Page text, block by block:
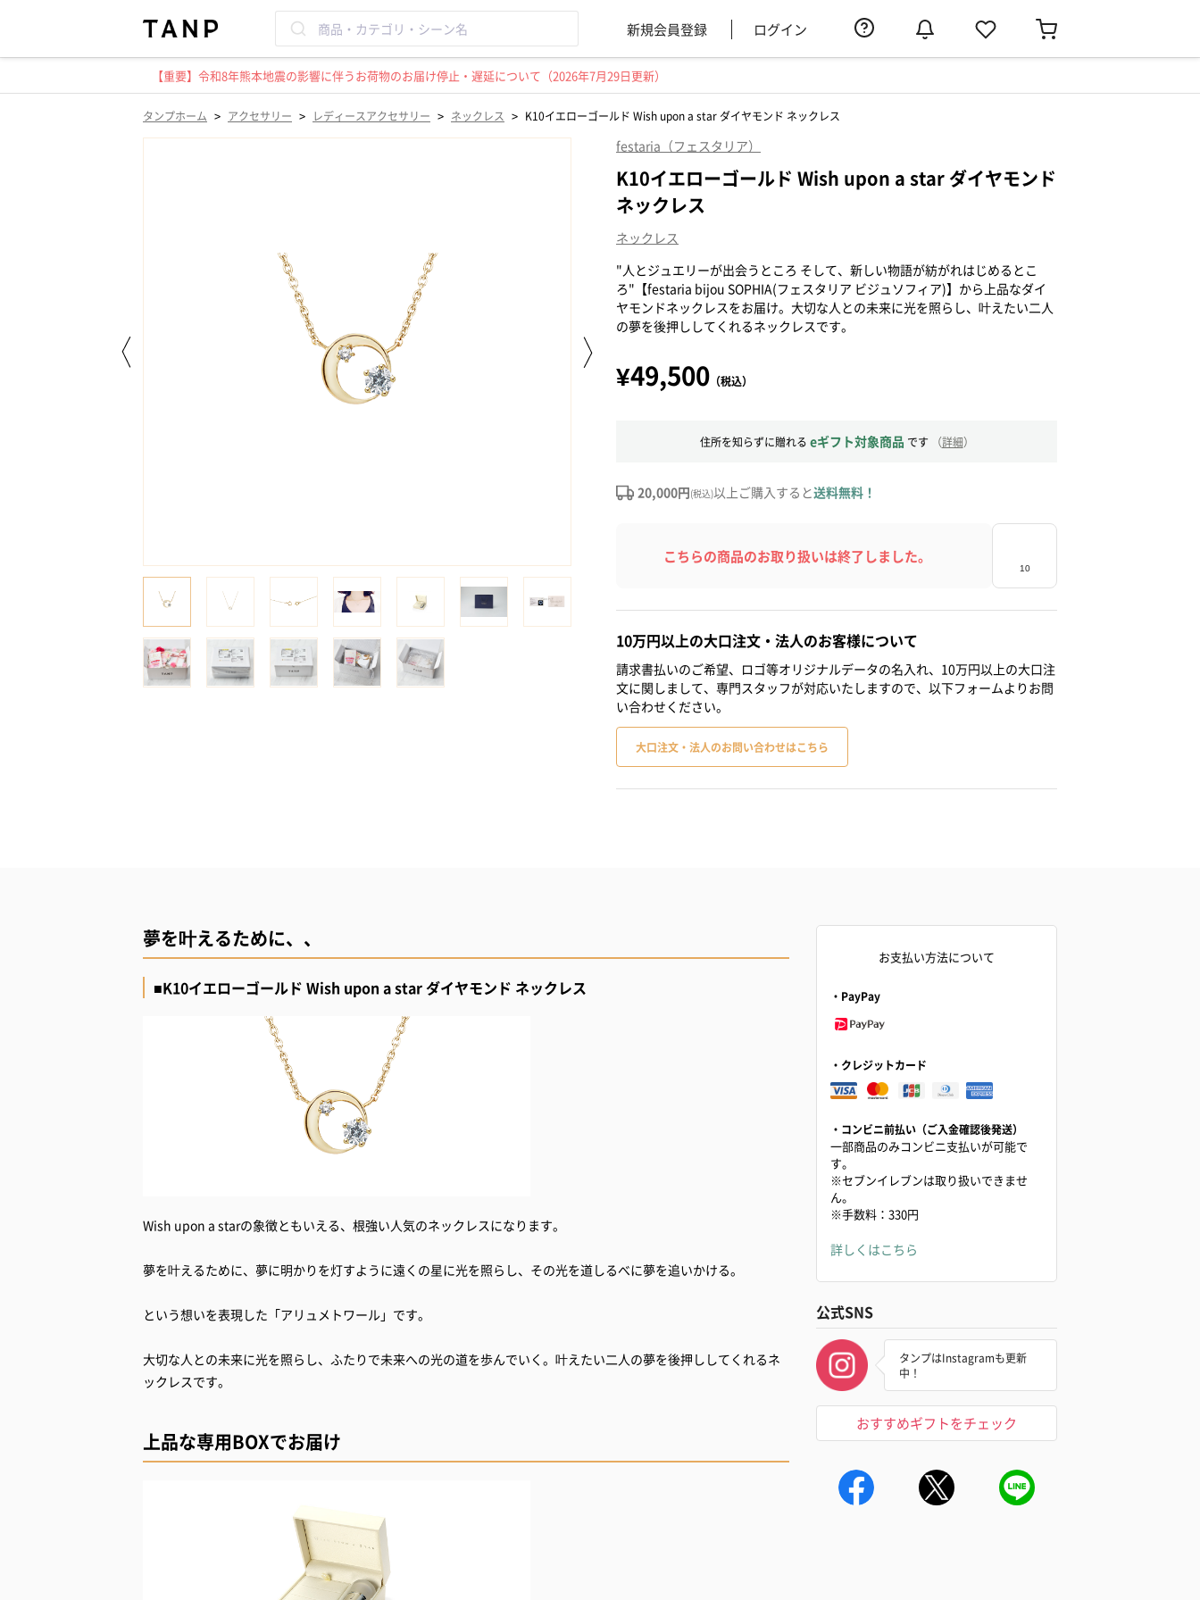
新規会員登録 ログイン
【重要】令和8年熊本地震の影響に伴うお荷物のお届け停止・遅延について（2026年7月29日更新）
タンプホーム > アクセサリー > レディースアクセサリー > ネックレス > K10イエローゴールド Wish upon a star ダイヤモンド ネックレス
festaria（フェスタリア）
K10イエローゴールド Wish upon a star ダイヤモンド
ネックレス
ネックレス
"人とジュエリーが出会うところ そして、新しい物語が紡がれはじめるとこ
ろ"【festaria bijou SOPHIA(フェスタリア ビジュソフィア)】から上品なダイ
ヤモンドネックレスをお届け。大切な人との未来に光を照らし、叶えたい二人
の夢を後押ししてくれるネックレスです。
¥49,500 （税込）
住所を知らずに贈れる eギフト対象商品 です （詳細）
20,000円(税込)以上ご購入すると送料無料！
こちらの商品のお取り扱いは終了しました。
10万円以上の大口注文・法人のお客様について
請求書払いのご希望、ロゴ等オリジナルデータの名入れ、10万円以上の大口注
文に関しまして、専門スタッフが対応いたしますので、以下フォームよりお問
い合わせください。
大口注文・法人のお問い合わせはこちら
夢を叶えるために、、
■K10イエローゴールド Wish upon a star ダイヤモンド ネックレス
Wish upon a starの象徴ともいえる、根強い人気のネックレスになります。
夢を叶えるために、夢に明かりを灯すように遠くの星に光を照らし、その光を道しるべに夢を追いかける。
という想いを表現した「アリュメトワール」です。
大切な人との未来に光を照らし、ふたりで未来への光の道を歩んでいく。叶えたい二人の夢を後押ししてくれるネ
ックレスです。
上品な専用BOXでお届け
お支払い方法について
・PayPay
・クレジットカード
・コンビニ前払い（ご入金確認後発送）
一部商品のみコンビニ支払いが可能で
す。
※セブンイレブンは取り扱いできませ
ん。
※手数料：330円
詳しくはこちら
公式SNS
タンプはInstagramも更新
中！
おすすめギフトをチェック